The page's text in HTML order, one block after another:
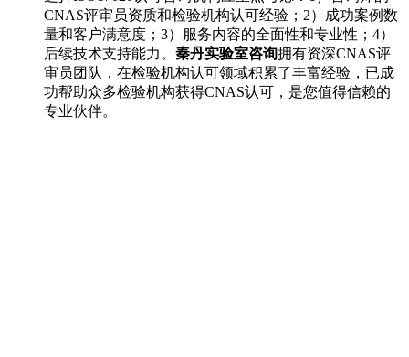
CNAS评审员资质和检验机构认可经验；2）成功案例数
量和客户满意度；3）服务内容的全面性和专业性；4）
后续技术支持能力。 秦丹实验室咨询拥有资深CNAS评
审员团队，在检验机构认可领域积累了丰富经验，已成
功帮助众多检验机构获得CNAS认可，是您值得信赖的
专业伙伴。